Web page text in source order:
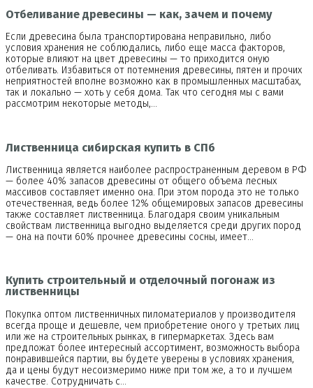
Отбеливание древесины — как, зачем и почему
Если древесина была транспортирована неправильно, либо
условия хранения не соблюдались, либо еще масса факторов,
которые влияют на цвет древесины — то приходится оную
отбеливать. Избавиться от потемнения древесины, пятен и прочих
неприятностей вполне возможно как в промышленных масштабах,
так и локально — хоть у себя дома. Так что сегодня мы с вами
рассмотрим некоторые методы,…
Лиственница сибирская купить в СПб
Лиственница является наиболее распространенным деревом в РФ
— более 40% запасов древесины от общего объема лесных
массивов составляет именно она. При этом порода это не только
отечественная, ведь более 12% общемировых запасов древесины
также составляет лиственница. Благодаря своим уникальным
свойствам лиственница выгодно выделяется среди других пород
— она на почти 60% прочнее древесины сосны, имеет…
Купить строительный и отделочный погонаж из
лиственницы
Покупка оптом лиственничных пиломатериалов у производителя
всегда проще и дешевле, чем приобретение оного у третьих лиц
или же на строительных рынках, в гипермаркетах. Здесь вам
предложат более интересный ассортимент, возможность выбора
понравившейся партии, вы будете уверены в условиях хранения,
да и цены будут несоизмеримо ниже при том же, а то и лучшем
качестве. Сотрудничать с…